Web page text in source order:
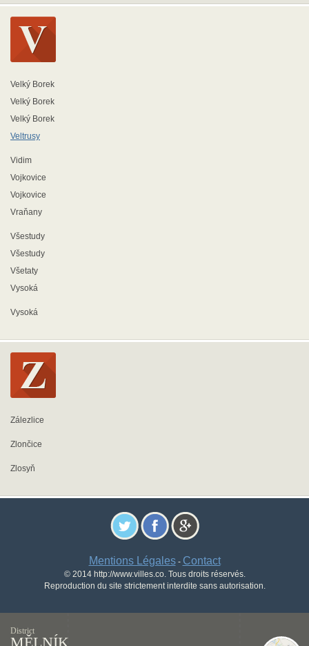
Velký Borek
Velký Borek
Velký Borek
Veltrusy
Vidim
Vojkovice
Vojkovice
Vraňany
Všestudy
Všestudy
Všetaty
Vysoká
Vysoká
Zálezlice
Zlončice
Zlosyň
Mentions Légales- Contact
© 2014 http://www.villes.co. Tous droits réservés.
Reproduction du site strictement interdite sans autorisation.
District
MĚLNÍK